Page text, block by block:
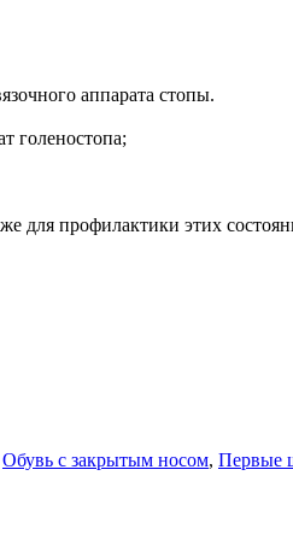
аппарата стопы.
голеностопа;
для профилактики этих
Обувь с закрытым носом, Первые